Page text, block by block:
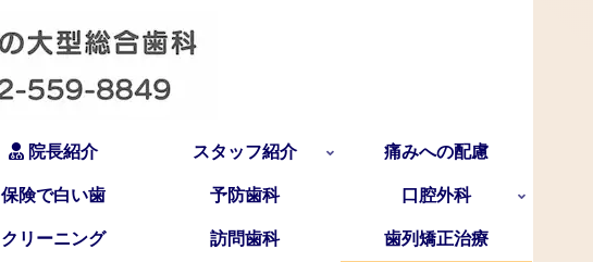
院長紹介 スタッフ紹介 痛みへの配慮
保険で白い歯 予防歯科 口腔外科
クリーニング 訪問歯科 歯列矯正治療